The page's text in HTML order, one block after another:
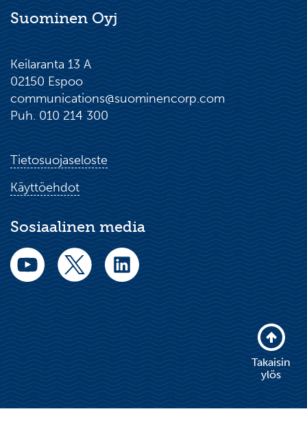
Suominen Oyj
Keilaranta 13 A
02150 Espoo
communications@suominencorp.com
Puh. 010 214 300
Tietosuojaseloste
Käyttöehdot
Sosiaalinen media
Takaisin
ylös